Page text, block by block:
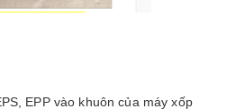
EPP vào khuôn của máy xốp